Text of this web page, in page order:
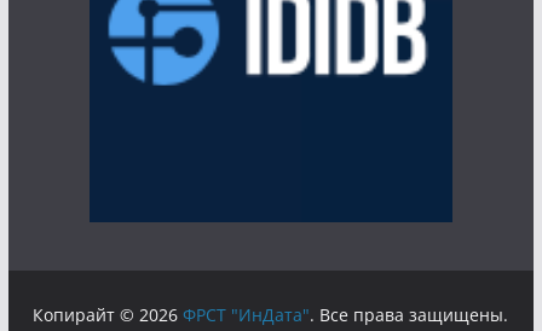
Копирайт © 2026ФРСТ "ИнДата". Все права защищены.